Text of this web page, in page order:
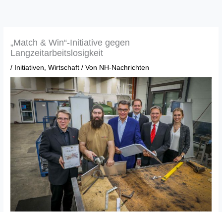
„Match & Win“-Initiative gegen
Langzeitarbeitslosigkeit
/ Initiativen,Wirtschaft / Von NH-Nachrichten